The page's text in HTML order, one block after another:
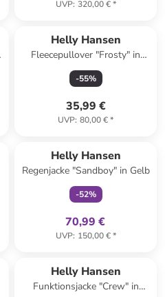
UVP: 320,00 €*
Helly Hansen
Fleecepullover "Frosty" in
Hellblau
-55%
35,99 €
UVP: 80,00 €*
Helly Hansen
Regenjacke "Sandboy" in Gelb
-52%
70,99 €
UVP: 150,00 €*
Helly Hansen
Funktionsjacke "Crew" in